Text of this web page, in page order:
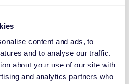
content and ads, to
and to analyse our traffic.
about your use of our site with
and analytics partners who